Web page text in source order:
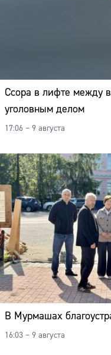
Ссора в лифте между
уголовным делом
17:06 – 9 августа
В Мурмашах
16:03 – 9 августа